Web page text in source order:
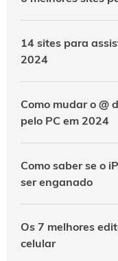
14 sites para
2024
Como mudar o @
pelo PC em 2024
Como saber se o
ser enganado
Os 7 melhores
celular